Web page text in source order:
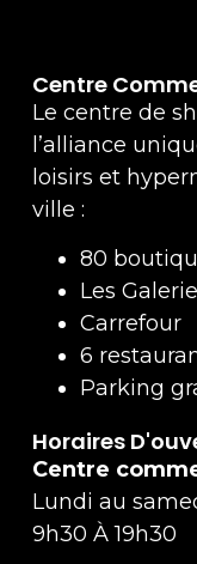
Centre
Le centre de
l’alliance
loisirs et
ville :
80
Les
Carrefour
6
Parking
Horaires
Centre
Lundi au
9h30 À 19h30